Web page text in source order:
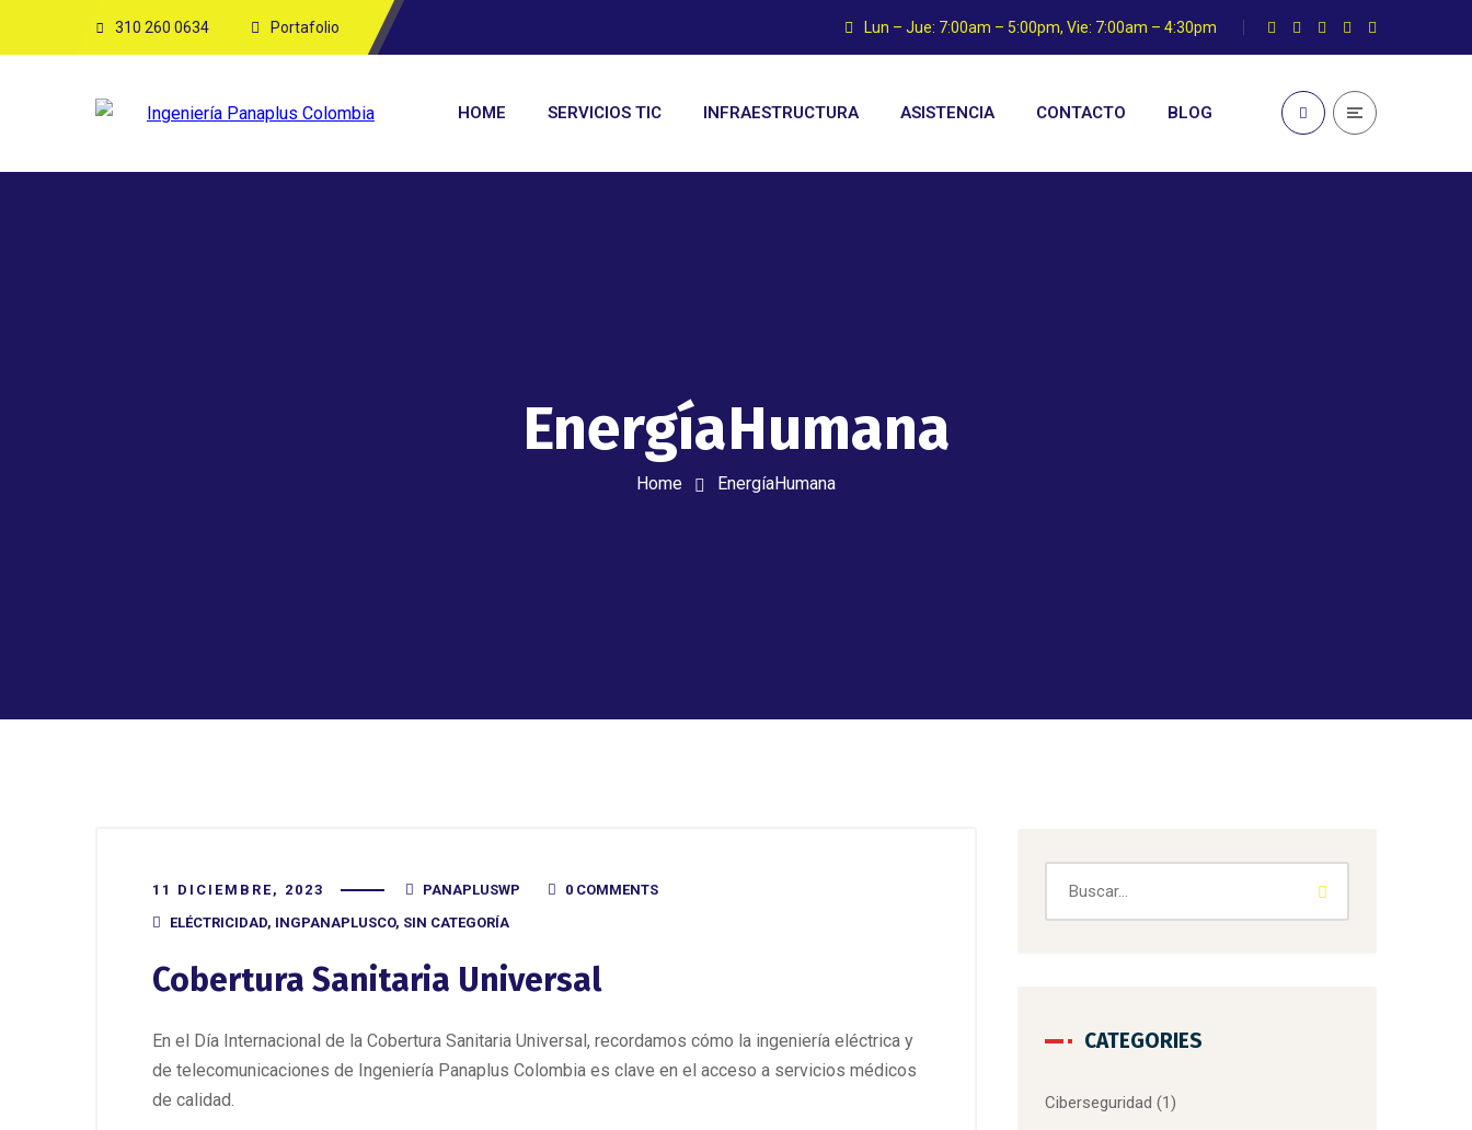
310 260 0634 Portafolio Lun – Jue: 7:00am – 5:00pm, Vie: 7:00am – 4:30pm
HOME SERVICIOS TIC INFRAESTRUCTURA ASISTENCIA CONTACTO BLOG
EnergíaHumana
Home EnergíaHumana
11 DICIEMBRE, 2023 PANAPLUSWP
0 COMMENTS
ELÉCTRICIDAD, INGPANAPLUSCO, SIN CATEGORÍA
Cobertura Sanitaria Universal
En el Día Internacional de la Cobertura Sanitaria Universal, recordamos cómo la ingeniería eléctrica y
de telecomunicaciones de Ingeniería Panaplus Colombia es clave en el acceso a servicios médicos
de calidad.
CATEGORIES
Ciberseguridad (1)